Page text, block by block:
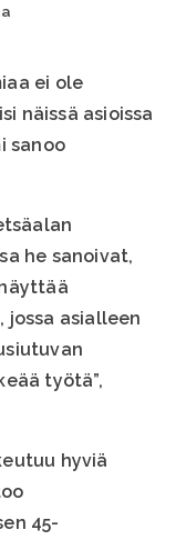
ei ole
näissä asioissa
sanoo
he sanoivat,
jossa asialleen
työtä”,
hyviä
45-